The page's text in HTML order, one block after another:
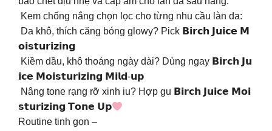
Kem chống nắng chọn lọc cho từng nhu cầu làn da: ​
Da khô, thích căng bóng glowy? Pick 𝗕𝗶𝗿𝗰𝗵 𝗝𝘂𝗶𝗰𝗲 𝗠
𝗼𝗶𝘀𝘁𝘂𝗿𝗶𝘇𝗶𝗻𝗴 ​
Kiềm dầu, khô thoáng ngày dài? Dùng ngay 𝗕𝗶𝗿𝗰𝗵 𝗝𝘂
𝗶𝗰𝗲 𝗠𝗼𝗶𝘀𝘁𝘂𝗿𝗶𝘇𝗶𝗻𝗴 𝗠𝗶𝗹𝗱-𝘂𝗽 ​
Nâng tone rạng rỡ xinh iu? Hợp gu 𝗕𝗶𝗿𝗰𝗵 𝗝𝘂𝗶𝗰𝗲 𝗠𝗼𝗶
𝘀𝘁𝘂𝗿𝗶𝘇𝗶𝗻𝗴 𝗧𝗼𝗻𝗲 𝗨𝗽
Routine tinh gọn –